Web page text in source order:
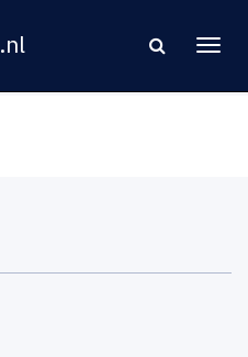
.nl